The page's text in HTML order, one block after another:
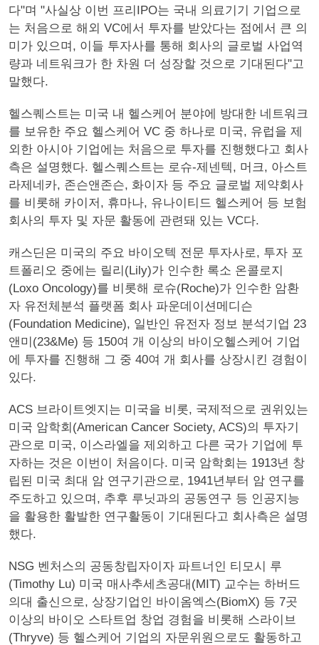
다"며 "사실상 이번 프리IPO는 국내 의료기기 기업으로
는 처음으로 해외 VC에서 투자를 받았다는 점에서 큰 의
미가 있으며, 이들 투자사를 통해 회사의 글로벌 사업역
량과 네트워크가 한 차원 더 성장할 것으로 기대된다"고
말했다.
헬스퀘스트는 미국 내 헬스케어 분야에 방대한 네트워크
를 보유한 주요 헬스케어 VC 중 하나로 미국, 유럽을 제
외한 아시아 기업에는 처음으로 투자를 진행했다고 회사
측은 설명했다. 헬스퀘스트는 로슈-제넨텍, 머크, 아스트
라제네카, 존슨앤존슨, 화이자 등 주요 글로벌 제약회사
를 비롯해 카이저, 휴마나, 유나이티드 헬스케어 등 보험
회사의 투자 및 자문 활동에 관련돼 있는 VC다.
캐스딘은 미국의 주요 바이오텍 전문 투자사로, 투자 포
트폴리오 중에는 릴리(Lily)가 인수한 록소 온콜로지
(Loxo Oncology)를 비롯해 로슈(Roche)가 인수한 암환
자 유전체분석 플랫폼 회사 파운데이션메디슨
(Foundation Medicine), 일반인 유전자 정보 분석기업 23
앤미(23&Me) 등 150여 개 이상의 바이오헬스케어 기업
에 투자를 진행해 그 중 40여 개 회사를 상장시킨 경험이
있다.
ACS 브라이트엣지는 미국을 비롯, 국제적으로 권위있는
미국 암학회(American Cancer Society, ACS)의 투자기
관으로 미국, 이스라엘을 제외하고 다른 국가 기업에 투
자하는 것은 이번이 처음이다. 미국 암학회는 1913년 창
립된 미국 최대 암 연구기관으로, 1941년부터 암 연구를
주도하고 있으며, 추후 루닛과의 공동연구 등 인공지능
을 활용한 활발한 연구활동이 기대된다고 회사측은 설명
했다.
NSG 벤처스의 공동창립자이자 파트너인 티모시 루
(Timothy Lu) 미국 매사추세츠공대(MIT) 교수는 하버드
의대 출신으로, 상장기업인 바이옴엑스(BiomX) 등 7곳
이상의 바이오 스타트업 창업 경험을 비롯해 스라이브
(Thryve) 등 헬스케어 기업의 자문위원으로도 활동하고